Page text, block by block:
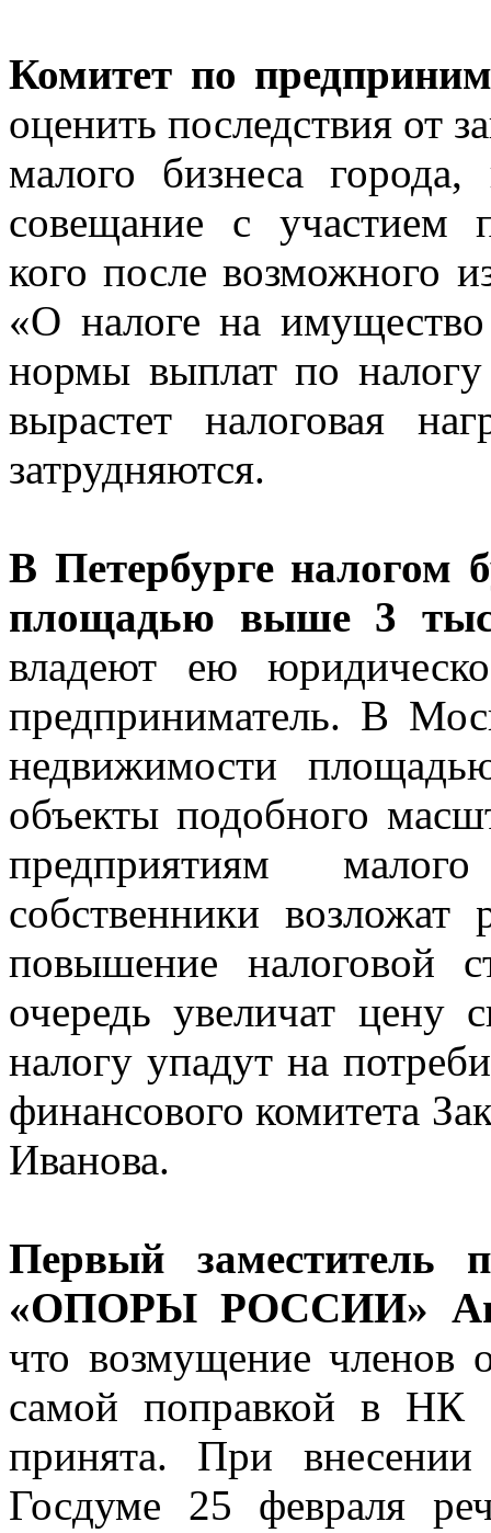
Комитет по
оценить последствия от
малого бизнеса
совещание с участием
кого после возможного
«О налоге на имущество
нормы выплат по
вырастет налоговая
затрудняются.
В Петербурге налогом
площадью выше 3
владеют ею
предприниматель. В
недвижимости
объекты подобного
предприятиям
собственники возложат
повышение налоговой
очередь увеличат цену
налогу упадут на
финансового комитета
Иванова.
Первый заместитель
«ОПОРЫ РОССИИ»
что возмущение членов
самой поправкой в
принята. При
Госдуме 25 февраля